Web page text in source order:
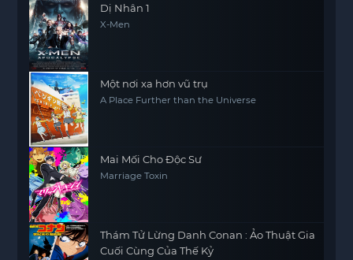
Dị Nhân 1
X-Men
Một nơi xa hơn vũ trụ
A Place Further than the Universe
Mai Mối Cho Độc Sư
Marriage Toxin
Thám Tử Lừng Danh Conan : Ảo Thuật Gia
Cuối Cùng Của Thế Kỷ